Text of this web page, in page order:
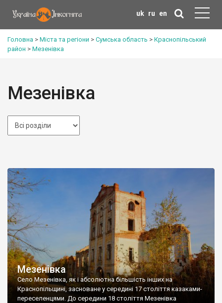
uk ru en
Головна > Міста та регіони > Сумська область > Краснопільський
район > Мезенівка
Мезенівка
Мезенівка
Село Мезенівка, як і абсолютна більшість інших на
Краснопільщині, засноване у середині 17 століття казаками-
переселенцями. До середини 18 століття Мезенівка